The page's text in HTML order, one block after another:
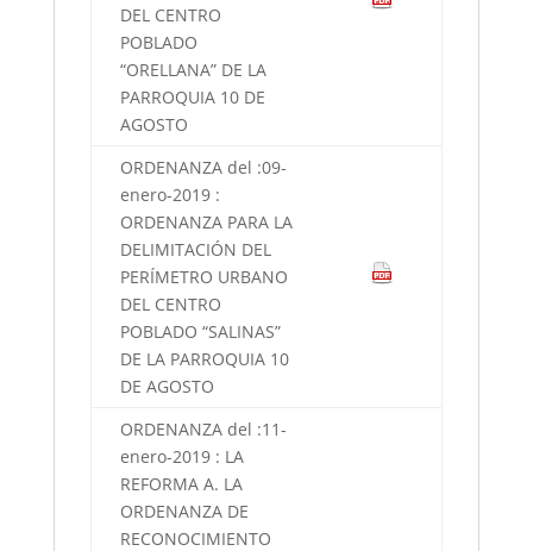
DEL CENTRO
POBLADO
“ORELLANA” DE LA
PARROQUIA 10 DE
AGOSTO
ORDENANZA del :09-
enero-2019 :
ORDENANZA PARA LA
DELIMITACIÓN DEL
PERÍMETRO URBANO
DEL CENTRO
POBLADO “SALINAS”
DE LA PARROQUIA 10
DE AGOSTO
ORDENANZA del :11-
enero-2019 : LA
REFORMA A. LA
ORDENANZA DE
RECONOCIMIENTO